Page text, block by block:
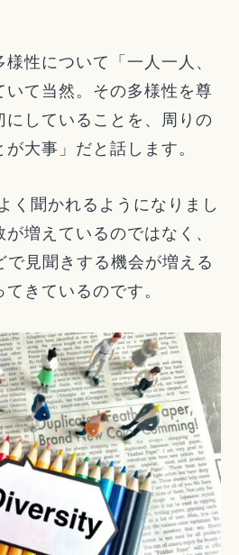
性について「一人一人、
いて当然。その多様性を尊
にしていることを、周りの
大事」だと話します。
く聞かれるようになりまし
増えているのではなく、
で見聞きする機会が増える
きているのです。